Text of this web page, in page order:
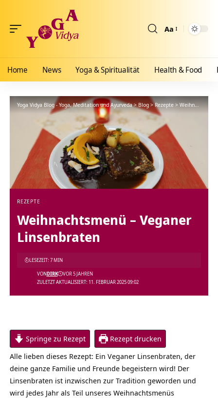
Aa
Home News Yoga & Spiritualität Health & Food
Yoga Vidya Blog - Yoga, Meditation und Ayurveda>Blog >Rezepte>Weihnachtsmenü – Veganer Linsenbraten
REZEPTE
Weihnachtsmenü – Veganer
Linsenbraten
ZULETZT AKTUALISIERT: 11. FEBRUAR 2025 09:02
VONDIRK VOR 5 JAHREN
LESEZEIT: 7 MIN
Springe zu Rezept
Rezept drucken
Alle lieben dieses Rezept: Ein Veganer Linsenbraten, der
deine ganze Familie und Freunde begeistern wird! Der
Linsenbraten ist inzwischen zur Tradition geworden und
wird jedes Jahr als Teil unseres Weihnachtsmenüs